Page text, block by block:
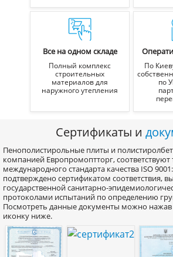
Все на одном складе
Полный комплекс
строительных
материалов для
наружного утепления
По
по
Сертификаты и
Пенополистирольные плиты и
компанией Европромоптторг,
международного стандарта качества ISO
подтверждено сертификатом соответствия,
государственной санитарно-
протоколами испытаний по определению
Посмотреть данные документы можно
иконку ниже.